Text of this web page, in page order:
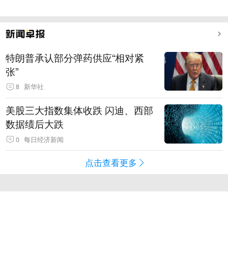
特朗普承认部分弹药供应“相对紧
张”
8 新华社
美股三大指数集体收跌 闪迪、西部
数据绩后大跌
0 每日经济新闻
点击查看更多